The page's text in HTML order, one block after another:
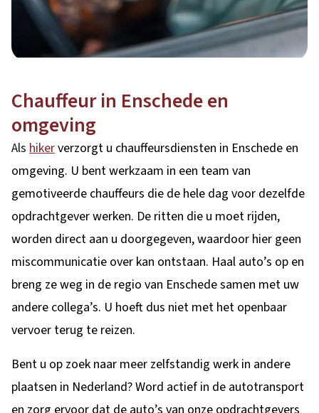
Chauffeur in Enschede en
omgeving
Als hikerverzorgt u chauffeursdiensten in Enschede en
omgeving. U bent werkzaam in een team van
gemotiveerde chauffeurs die de hele dag voor dezelfde
opdrachtgever werken. De ritten die u moet rijden,
worden direct aan u doorgegeven, waardoor hier geen
miscommunicatie over kan ontstaan. Haal auto’s op en
breng ze weg in de regio van Enschede samen met uw
andere collega’s. U hoeft dus niet met het openbaar
vervoer terug te reizen.
Bent u op zoek naar meer zelfstandig werk in andere
plaatsen in Nederland? Word actief in de autotransport